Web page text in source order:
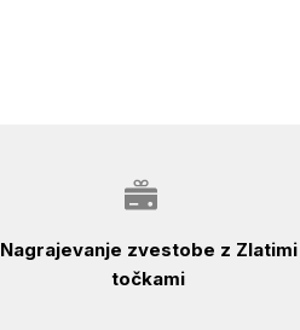
Nagrajevanje zvestobe z Zlatimi
točkami